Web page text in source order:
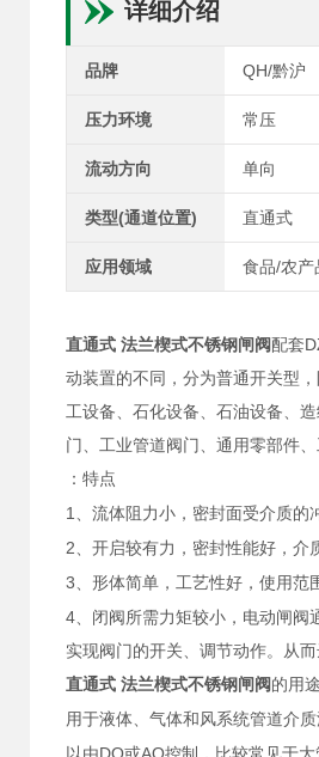
详细介绍
品牌 QH/黔沪
压力环境 常压
流动方向 单向
类型(通道位置) 直通式
应用领域 食品/农产
直通式 法兰楔式不锈钢闸阀配套
动装置的不同，分为普通开关型
工设备、石化设备、石油设备、
门、工业管道阀门、通用零部件
：特点
1 、流体阻力小，密封面受介质的
2、开启较有力，密封性能好，介
3、形体简单，工艺性好，使用范
4、闭阀所需力矩较小，电动闸阀
实现阀门的开关、调节动作。从
直通式 法兰楔式不锈钢闸阀 的用
用于液体、气体和风系统管道介